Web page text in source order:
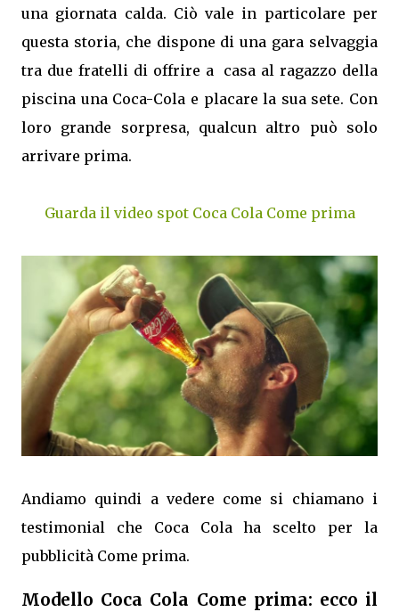
una giornata calda. Ciò vale in particolare per
questa storia, che dispone di una gara selvaggia
tra due fratelli di offrire a casa al ragazzo della
piscina una Coca-Cola e placare la sua sete. Con
loro grande sorpresa, qualcun altro può solo
arrivare prima.
Guarda il video spot Coca Cola Come prima
Andiamo quindi a vedere come si chiamano i
testimonial che Coca Cola ha scelto per la
pubblicità Come prima.
Modello Coca Cola Come prima: ecco il